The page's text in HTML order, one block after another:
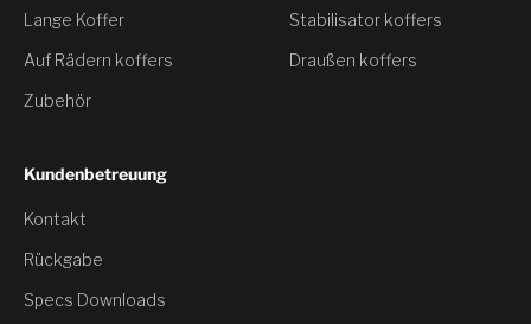
Lange Koffer
Auf Rädern koffers
Zubehör
Stabilisator koffers
Draußen koffers
Kundenbetreuung
Kontakt
Rückgabe
Specs Downloads